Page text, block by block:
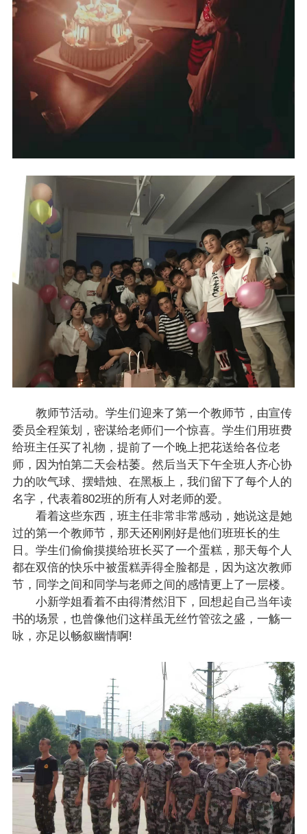
教师节活动。学生们迎来了第一个教师节，由宣传
委员全程策划，密谋给老师们一个惊喜。学生们用班费
给班主任买了礼物，提前了一个晚上把花送给各位老
师，因为怕第二天会枯萎。然后当天下午全班人齐心协
力的吹气球、摆蜡烛、在黑板上，我们留下了每个人的
名字，代表着802班的所有人对老师的爱。
看着这些东西，班主任非常非常感动，她说这是她
过的第一个教师节，那天还刚刚好是他们班班长的生
日。学生们偷偷摸摸给班长买了一个蛋糕，那天每个人
都在双倍的快乐中被蛋糕弄得全脸都是，因为这次教师
节，同学之间和同学与老师之间的感情更上了一层楼。
小新学姐看着不由得潸然泪下，回想起自己当年读
书的场景，也曾像他们这样虽无丝竹管弦之盛，一觞一
咏，亦足以畅叙幽情啊!